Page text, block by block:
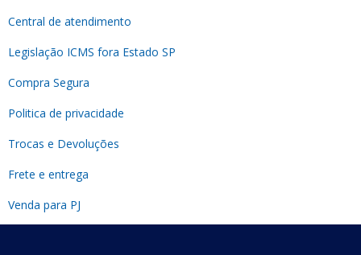
Central de atendimento
Legislação ICMS fora Estado SP
Compra Segura
Politica de privacidade
Trocas e Devoluções
Frete e entrega
Venda para PJ